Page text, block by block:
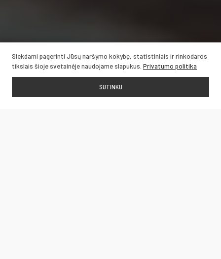
Siekdami pagerinti Jūsų naršymo kokybę, statistiniais ir rinkodaros
tikslais šioje svetainėje naudojame slapukus. Privatumo politika
SUTINKU